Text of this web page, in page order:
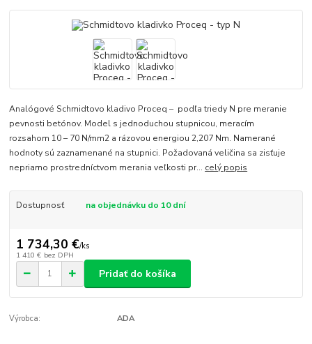
Analógové Schmidtovo kladivo Proceq – podľa triedy N pre meranie
pevnosti betónov. Model s jednoduchou stupnicou, meracím
rozsahom 10 – 70 N/mm2 a rázovou energiou 2,207 Nm. Namerané
hodnoty sú zaznamenané na stupnici. Požadovaná veličina sa zisťuje
nepriamo prostredníctvom merania veľkosti pr... celý popis
Dostupnosť na objednávku do 10 dní
1 734,30 €/ks
1 410 € bez DPH
Pridať do košíka
Výrobca: ADA